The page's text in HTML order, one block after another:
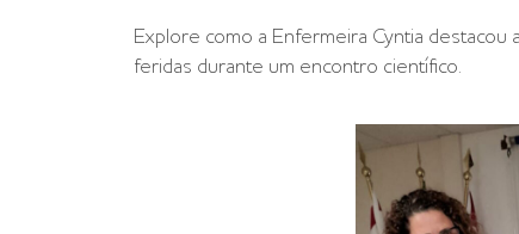
Explore como a Enfermeira Cyntia
feridas durante um encontro científico.